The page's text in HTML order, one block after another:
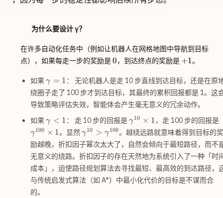
{1-
为什么要设计 γ？
在许多自动化任务中（例如让机器人在网格地图中导航到目标
点），如果每走一步的奖励是0
0，到达终点的奖励是 +1
+1。
如果\gamma
= 1
γ = 1： 无论机器人是走 10 步直线到达目标，还是在原
绕圈子走了 100 步才到达目标，其最终的累积回报都是 1。这
导致策略评估失效，智能体会产生毫无意义的冗余动作。
如果\gamma
< 1
γ < 1： 走 10 步的回报是\gamma^{10}
\times 1
γ10 × 1，走 100 步的回报是
γ100 × 1。显然\gamma^{10}
>
\gamma^{100}
γ10 > γ100。越绕远路就意味着得到目标的奖
励越晚，折扣因子幂次太大了，自然会倾向于最短路径，而不
无意义的绕路。折扣因子的存在天然地为系统引入了一种「时
成本」，迫使路径规划算法去寻找最短、最高效的到达路径，
与传统启发式算法（如 A*）中最小化代价的目标是不谋而合
的。